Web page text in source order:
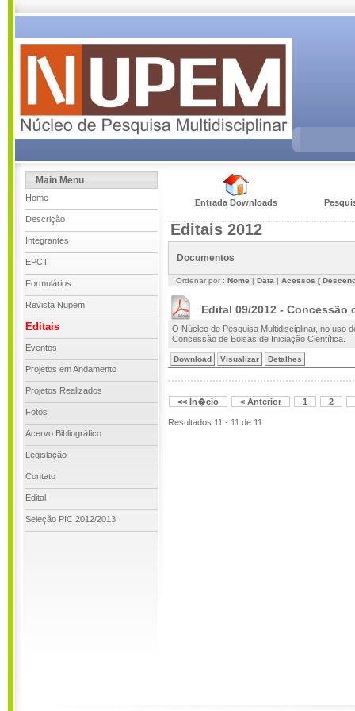
Main Menu
Home
Descrição
Integrantes
EPCT
Formulários
Revista Nupem
Editais
Eventos
Projetos em Andamento
Projetos Realizados
Fotos
Acervo Bibliográfico
Legislação
Contato
Edital
Seleção PIC 2012/2013
Entrada Downloads
Editais 2012
Documentos
Ordenar por : Nome | Data | Acessos [
Edital 09/2012 -
O Núcleo de Pesquisa Multidisciplinar, no uso
Concessão de Bolsas de Iniciação Científica.
Download Visualizar Detalhes
<< In�cio < Anterior 1 2
Resultados 11 - 11 de 11